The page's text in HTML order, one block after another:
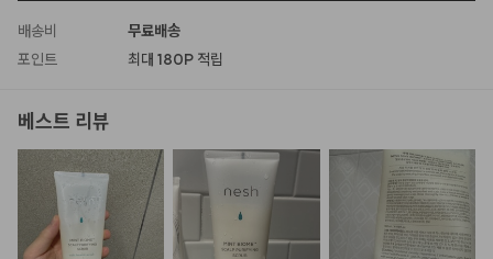
배송비
무료배송
포인트
최대 180P 적립
베스트 리뷰